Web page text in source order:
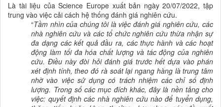
Là tài liệu của Science Europe xuất bản ngày 20/07/2022, tập
trung vào việc cải cách hệ thống đánh giá nghiên cứu.
“Tầm nhìn của chúng tôi là việc đánh giá nghiên cứu,các
nhà nghiên cứu và các tổ chức nghiên cứu thừa nhận sự
đa dạng các kết quả đầu ra, các thực hành và các hoạt
động làm tối đa hóa chất lượng và tác động của nghiên
cứu. Điềunày đòi hỏi đánh giá trước hết dựa vào phán
xét định tính, theo đó rà soát lại ngang hàng là trung tâm
nhờ vào việc sử dụng có trách nhiệm các chỉ số định
lượng. Trong số các mục đích khác, đây là nền tảng cho
việc: quyết định các nhà nghiên cứu nào để tuyển dụng,